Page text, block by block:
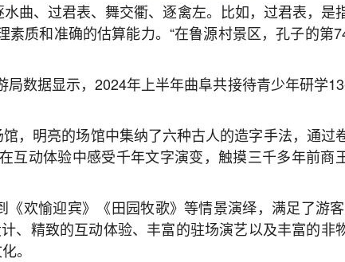
曲、过君表、舞交衢、逐禽左。比如，过君表，是
质和准确的估算能力。“在鲁源村景区，孔子的第
数据显示，2024年上半年曲阜共接待青少年研学
，明亮的场馆中集纳了六种古人的造字手法，通过
互动体验中感受千年文字演变，触摸三千多年前商
欢愉迎宾》《田园牧歌》等情景演绎，满足了游
、精致的互动体验、丰富的驻场演艺以及丰富的非
。